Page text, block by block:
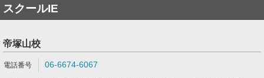
スクールIE
帝塚山校
06-6674-6067